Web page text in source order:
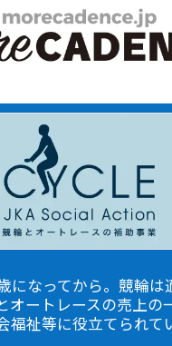
になってから。競輪は
オートレースの売上の
福祉等に役⽴てられて